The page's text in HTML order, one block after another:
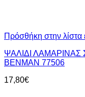
Πρόσθήκη στην λίστα
ΨΑΛΙΔΙ
BENMAN 77506
17,80€